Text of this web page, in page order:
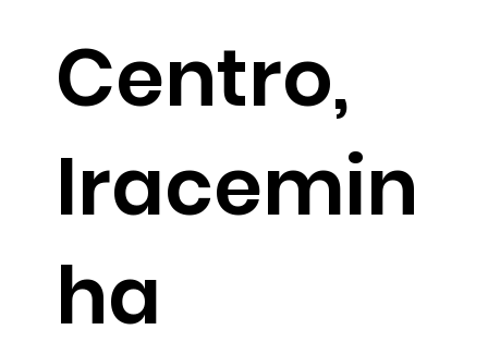
Centro,
Iracemin
ha